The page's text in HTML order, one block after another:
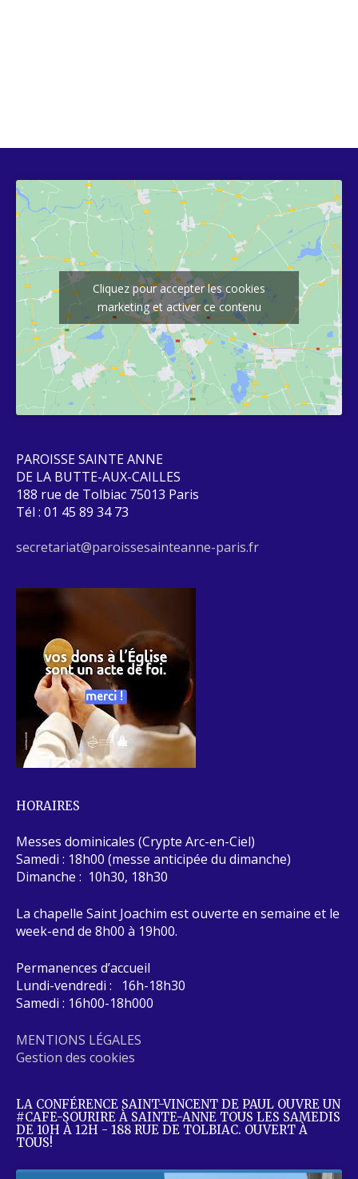
Cliquez pour accepter les cookies
marketing et activer ce contenu
PAROISSE SAINTE ANNE
DE LA BUTTE-AUX-CAILLES
188 rue de Tolbiac 75013 Paris
Tél : 01 45 89 34 73
secretariat@paroissesainteanne-paris.fr
HORAIRES
Messes dominicales (Crypte Arc-en-Ciel)
Samedi : 18h00 (messe anticipée du dimanche)
Dimanche : 10h30, 18h30
La chapelle Saint Joachim est ouverte en semaine et le
week-end de 8h00 à 19h00.
Permanences d’accueil
Lundi-vendredi : 16h-18h30
Samedi : 16h00-18h000
MENTIONS LÉGALES
Gestion des cookies
LA CONFÉRENCE SAINT-VINCENT DE PAUL OUVRE UN
#CAFE-SOURIRE À SAINTE-ANNE TOUS LES SAMEDIS
DE 10H À 12H - 188 RUE DE TOLBIAC. OUVERT À
TOUS!